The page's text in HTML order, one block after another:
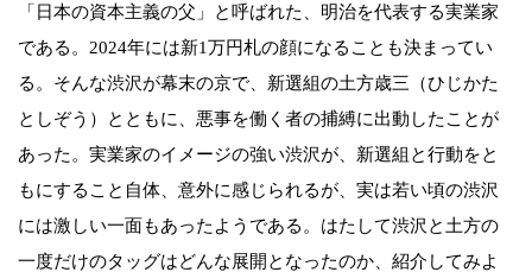
「日本の資本主義の父」と呼ばれた、明治を代表する実業家
である。2024年には新1万円札の顔になることも決まってい
る。そんな渋沢が幕末の京で、新選組の土方歳三（ひじかた
としぞう）とともに、悪事を働く者の捕縛に出動したことが
あった。実業家のイメージの強い渋沢が、新選組と行動をと
もにすること自体、意外に感じられるが、実は若い頃の渋沢
には激しい一面もあったようである。はたして渋沢と土方の
一度だけのタッグはどんな展開となったのか、紹介してみよ